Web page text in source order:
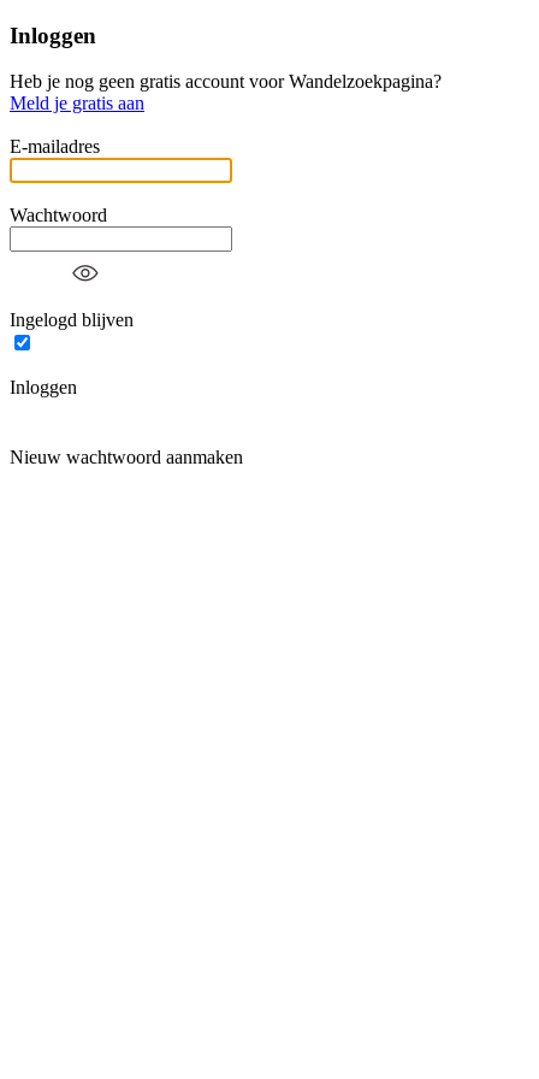
Inloggen
Heb je nog geen gratis account voor Wandelzoekpagina?
Meld je gratis aan
E-mailadres
Wachtwoord
Ingelogd blijven
Inloggen
Nieuw wachtwoord aanmaken